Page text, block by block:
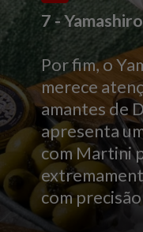
7 -
Por fim, o
merece
amantes de
apresenta
com Martini
com precisão